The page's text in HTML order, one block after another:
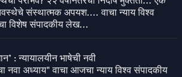
संस्थात्मक अपयश.... वाचा न्याय विश्व
विशेष संपादकीय लेख...
: न्यायालयीन भाषेची नवी
नवा अध्याय" वाचा आजचा न्याय विश्व संपादकीय